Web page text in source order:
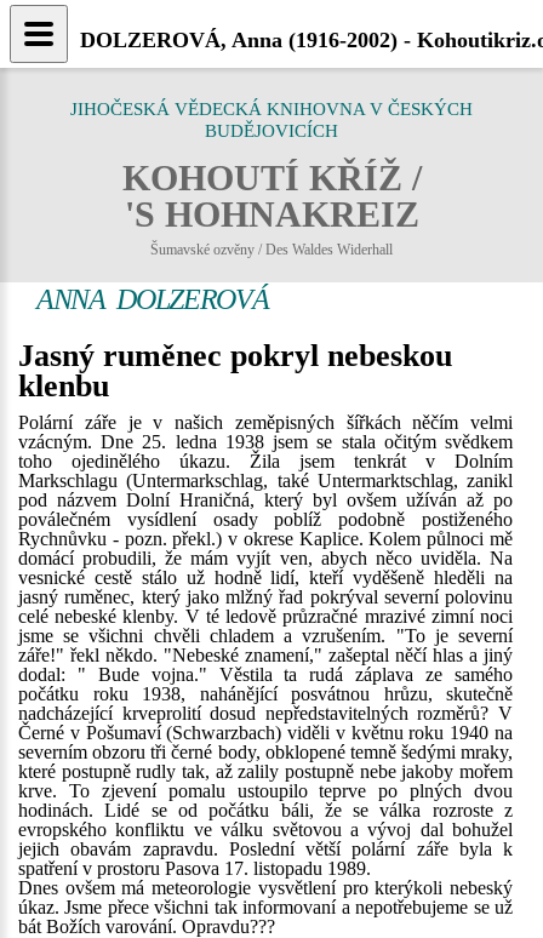
JIHOČESKÁ VĚDECKÁ KNIHOVNA V ČESKÝCH
BUDĚJOVICÍCH
KOHOUTÍ KŘÍŽ /
'S HOHNAKREIZ
Šumavské ozvěny / Des Waldes Widerhall
ANNA DOLZEROVÁ
Jasný ruměnec pokryl nebeskou
klenbu
Polární záře je v našich zeměpisných šířkách něčím velmi
vzácným. Dne 25. ledna 1938 jsem se stala očitým svědkem
toho ojedinělého úkazu. Žila jsem tenkrát v Dolním
Markschlagu (Untermarkschlag, také Untermarktschlag, zanikl
pod názvem Dolní Hraničná, který byl ovšem užíván až po
poválečném vysídlení osady poblíž podobně postiženého
Rychnůvku - pozn. překl.) v okrese Kaplice. Kolem půlnoci mě
domácí probudili, že mám vyjít ven, abych něco uviděla. Na
vesnické cestě stálo už hodně lidí, kteří vyděšeně hleděli na
jasný ruměnec, který jako mlžný řad pokrýval severní polovinu
celé nebeské klenby. V té ledově průzračné mrazivé zimní noci
jsme se všichni chvěli chladem a vzrušením. "To je severní
záře!" řekl někdo. "Nebeské znamení," zašeptal něčí hlas a jiný
dodal: " Bude vojna." Věstila ta rudá záplava ze samého
počátku roku 1938, nahánějící posvátnou hrůzu, skutečně
nadcházející krveprolití dosud nepředstavitelných rozměrů? V
Černé v Pošumaví (Schwarzbach) viděli v květnu roku 1940 na
severním obzoru tři černé body, obklopené temně šedými mraky,
které postupně rudly tak, až zalily postupně nebe jakoby mořem
krve. To zjevení pomalu ustoupilo teprve po plných dvou
hodinách. Lidé se od počátku báli, že se válka rozroste z
evropského konfliktu ve válku světovou a vývoj dal bohužel
jejich obavám zapravdu. Poslední větší polární záře byla k
spatření v prostoru Pasova 17. listopadu 1989.
Dnes ovšem má meteorologie vysvětlení pro kterýkoli nebeský
úkaz. Jsme přece všichni tak informovaní a nepotřebujeme se už
bát Božích varování. Opravdu???
DOLZEROVÁ, Anna (1916-2002) -